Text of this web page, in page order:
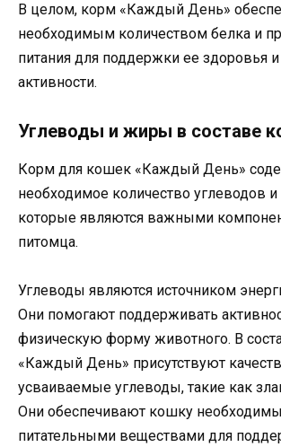
В целом, корм «Каждый День»
необходимым количеством белка и
питания для поддержки ее здоровья
активности.
Углеводы и жиры в составе
Корм для кошек «Каждый День»
необходимое количество углеводов
которые являются важными
питомца.
Углеводы являются источником
Они помогают поддерживать
физическую форму животного. В
«Каждый День» присутствуют
усваиваемые углеводы, такие как
Они обеспечивают кошку
питательными веществами для